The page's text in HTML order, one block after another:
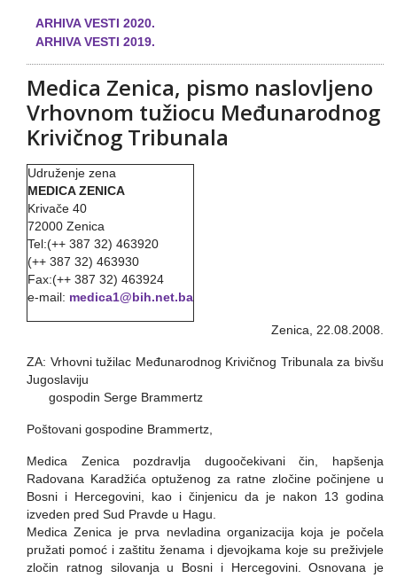
ARHIVA VESTI 2020.
ARHIVA VESTI 2019.
Medica Zenica, pismo naslovljeno
Vrhovnom tužiocu Međunarodnog
Krivičnog Tribunala
Udruženje zena
MEDICA ZENICA
Krivače 40
72000 Zenica
Tel:(++ 387 32) 463920
(++ 387 32) 463930
Fax:(++ 387 32) 463924
e-mail: medica1@bih.net.ba
Zenica, 22.08.2008.
ZA: Vrhovni tužilac Međunarodnog Krivičnog Tribunala za bivšu
Jugoslaviju
gospodin Serge Brammertz
Poštovani gospodine Brammertz,
Medica Zenica pozdravlja dugoočekivani čin, hapšenja
Radovana Karadžića optuženog za ratne zločine počinjene u
Bosni i Hercegovini, kao i činjenicu da je nakon 13 godina
izveden pred Sud Pravde u Hagu.
Medica Zenica je prva nevladina organizacija koja je počela
pružati pomoć i zaštitu ženama i djevojkama koje su preživjele
zločin ratnog silovanja u Bosni i Hercegovini. Osnovana je